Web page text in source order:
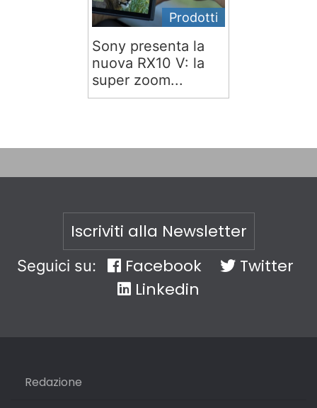
Prodotti
Sony presenta la
nuova RX10 V: la
super zoom...
Iscriviti alla Newsletter
Seguici su: Facebook
Twitter
Linkedin
Redazione